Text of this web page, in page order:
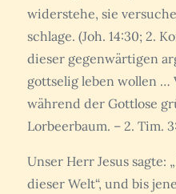
widerstehe, sie
schlage. (Joh. 14:30; 2.
dieser gegenwärtigen
gottselig leben wollen …
während der Gottlose
Lorbeerbaum. – 2. Tim.
Unser Herr Jesus
dieser Welt“, und bis